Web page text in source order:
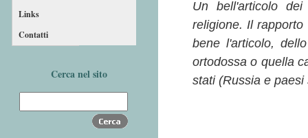
Links
Contatti
Cerca nel sito
Un bell'articolo
religione. Il
bene l'articolo,
ortodossa o quella
stati (Russia e